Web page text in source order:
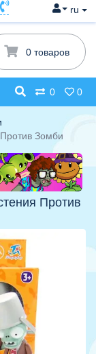
ru
0 товаров
0 0
Зомби
Против